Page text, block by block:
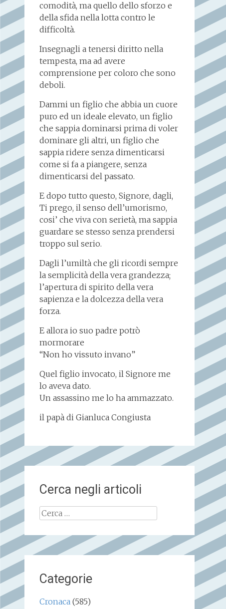
comodità, ma quello dello sforzo e
della sfida nella lotta contro le
difficoltà.
Insegnagli a tenersi diritto nella
tempesta, ma ad avere
comprensione per coloro che sono
deboli.
Dammi un figlio che abbia un cuore
puro ed un ideale elevato, un figlio
che sappia dominarsi prima di voler
dominare gli altri, un figlio che
sappia ridere senza dimenticarsi
come si fa a piangere, senza
dimenticarsi del passato.
E dopo tutto questo, Signore, dagli,
Ti prego, il senso dell’umorismo,
cosi’ che viva con serietà, ma sappia
guardare se stesso senza prendersi
troppo sul serio.
Dagli l’umiltà che gli ricordi sempre
la semplicità della vera grandezza;
l’apertura di spirito della vera
sapienza e la dolcezza della vera
forza.
E allora io suo padre potrò
mormorare
“Non ho vissuto invano”
Quel figlio invocato, il Signore me
lo aveva dato.
Un assassino me lo ha ammazzato.
il papà di Gianluca Congiusta
Cerca negli articoli
Ricerca
Categorie
Cronaca(585)